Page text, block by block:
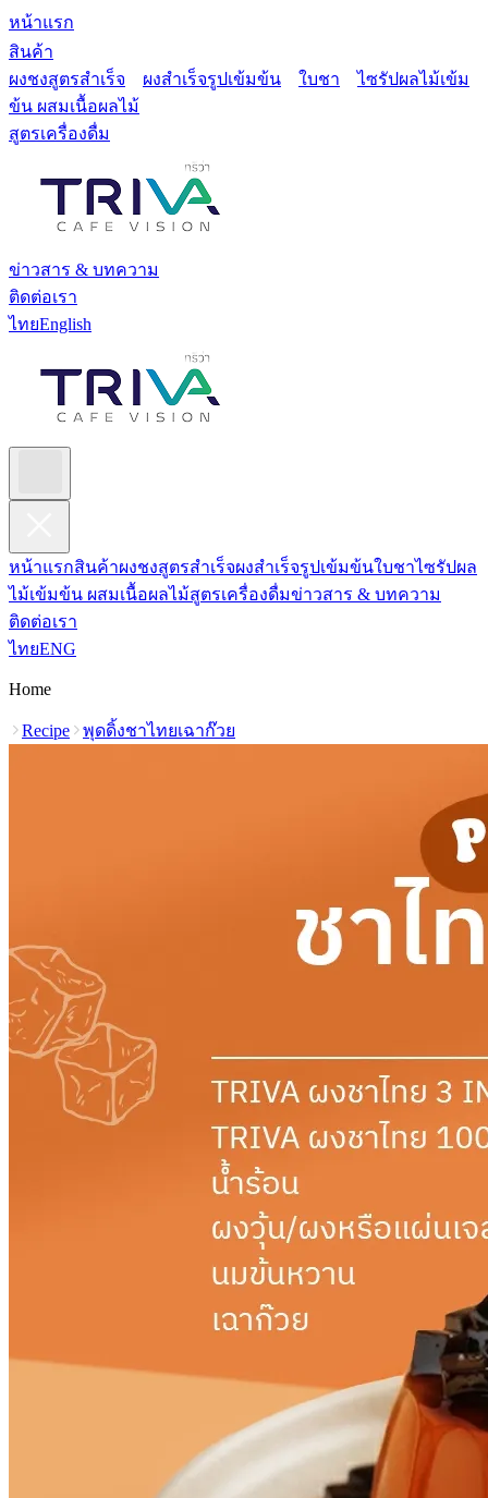
หน้าแรก
สินค้า
ผงชงสูตรสำเร็จ
ผงสำเร็จรูปเข้มข้น ใบชา
ไซรัปผลไม้เข้ม
ข้น ผสมเนื้อผลไม้
สูตรเครื่องดื่ม
ข่าวสาร & บทความ
ติดต่อเรา
ไทยEnglish
หน้าแรกสินค้าผงชงสูตรสำเร็จผงสำเร็จรูปเข้มข้นใบชาไซรัปผล
ไม้เข้มข้น ผสมเนื้อผลไม้สูตรเครื่องดื่มข่าวสาร & บทความ
ติดต่อเรา
ไทยENG
Home
Recipe พุดดิ้งชาไทยเฉาก๊วย